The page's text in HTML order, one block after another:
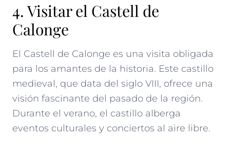
4. Visitar el Castell de
Calonge
El Castell de Calonge es una visita obligada
para los amantes de la historia. Este castillo
medieval, que data del siglo VIII, ofrece una
visión fascinante del pasado de la región.
Durante el verano, el castillo alberga
eventos culturales y conciertos al aire libre.